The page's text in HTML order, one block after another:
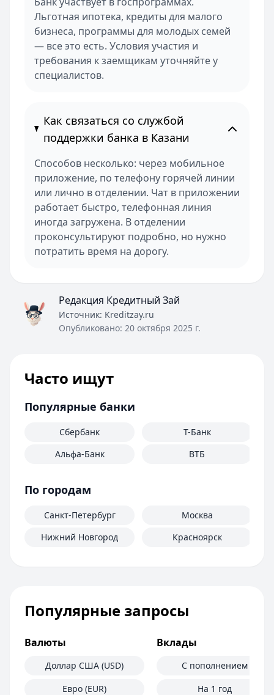
Льготная ипотека, кредиты для малого
бизнеса, программы для молодых семей
— все это есть. Условия участия и
требования к заемщикам уточняйте у
специалистов.
Как связаться со службой
поддержки банка в Казани
Способов несколько: через мобильное
приложение, по телефону горячей линии
или лично в отделении. Чат в приложении
работает быстро, телефонная линия
иногда загружена. В отделении
проконсультируют подробно, но нужно
потратить время на дорогу.
Редакция Кредитный Зай
Источник: Kreditzay.ru
Опубликовано: 20 октября 2025 г.
Часто ищут
Популярные банки
Сбербанк
Альфа-Банк
Т-Банк
ВТБ
По городам
Санкт-Петербург
Нижний Новгород
Москва
Красноярск
Популярные запросы
Валюты
Доллар США (USD)
Евро (EUR)
Вклады
С пополнением
На 1 год